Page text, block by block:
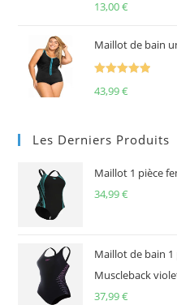
13,00€
Maillot de bain
43,99€
Les Derniers Produits
Maillot 1 pièce
34,99€
Maillot de bain 1
Muscleback
37,99€